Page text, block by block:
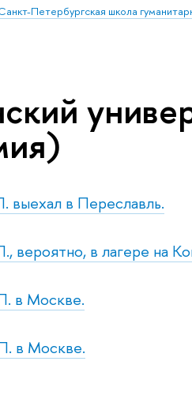
Петербургская школа
выехал в Переславль.
вероятно, в лагере на
в Москве.
в Москве.